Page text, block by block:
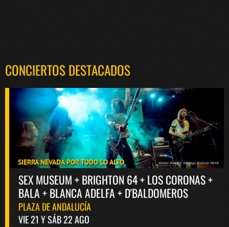
CONCIERTOS DESTACADOS
SIERRA NEVADA POR TODO LO ALTO
SEX MUSEUM + BRIGHTON 64 + LOS CORONAS +
BALA + BLANCA ADELFA + D'BALDOMEROS
PLAZA DE ANDALUCÍA
VIE 21 Y SÁB 22 AGO